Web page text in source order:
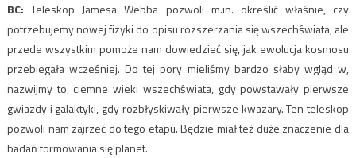
BC: Teleskop Jamesa Webba pozwoli m.in. określić właśnie, czy
potrzebujemy nowej fizyki do opisu rozszerzania się wszechświata, ale
przede wszystkim pomoże nam dowiedzieć się, jak ewolucja kosmosu
przebiegała wcześniej. Do tej pory mieliśmy bardzo słaby wgląd w,
nazwijmy to, ciemne wieki wszechświata, gdy powstawały pierwsze
gwiazdy i galaktyki, gdy rozbłyskiwały pierwsze kwazary. Ten teleskop
pozwoli nam zajrzeć do tego etapu. Będzie miał też duże znaczenie dla
badań formowania się planet.